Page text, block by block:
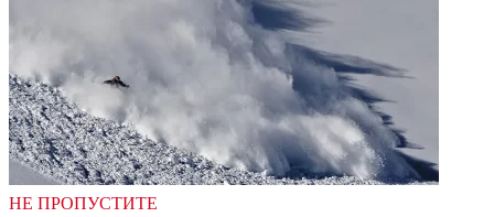
НЕ ПРОПУСТИТЕ